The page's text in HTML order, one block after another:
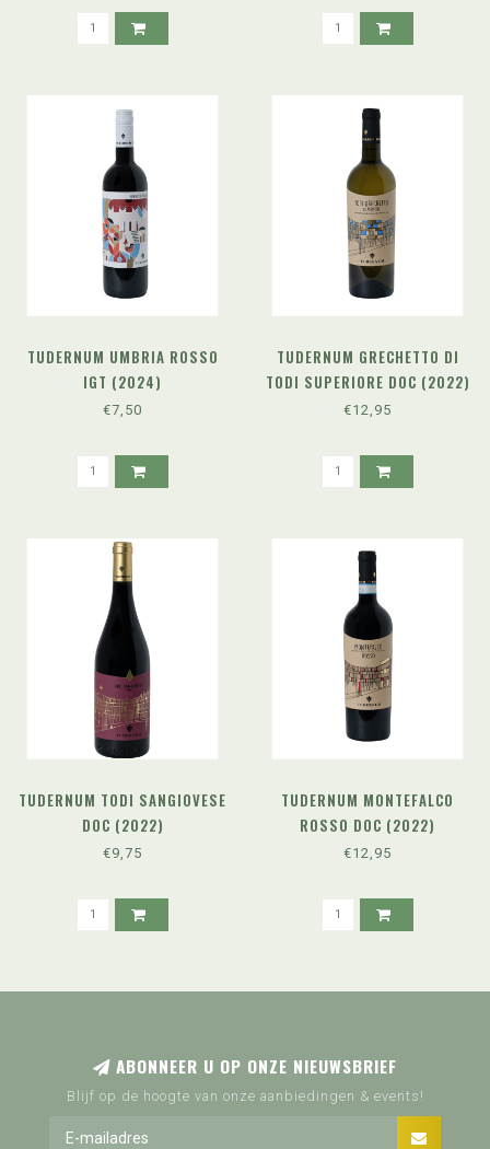
TUDERNUM UMBRIA ROSSO
IGT (2024)
€7,50
TUDERNUM GRECHETTO DI
TODI SUPERIORE DOC (2022)
€12,95
TUDERNUM TODI SANGIOVESE
DOC (2022)
€9,75
TUDERNUM MONTEFALCO
ROSSO DOC (2022)
€12,95
ABONNEER U OP ONZE NIEUWSBRIEF
Blijf op de hoogte van onze aanbiedingen & events!